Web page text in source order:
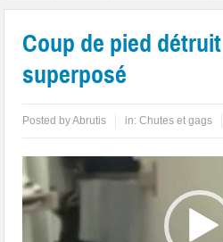
Coup de pied
superposé
Posted byAbrutis in:Chutes et gags
vidéo